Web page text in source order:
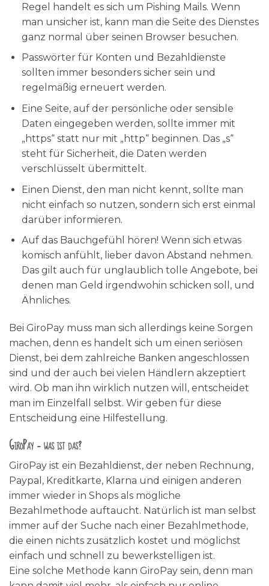
Regel handelt es sich um Pishing Mails. Wenn
man unsicher ist, kann man die Seite des Dienstes
ganz normal über seinen Browser besuchen.
Passwörter für Konten und Bezahldienste
sollten immer besonders sicher sein und
regelmäßig erneuert werden.
Eine Seite, auf der persönliche oder sensible
Daten eingegeben werden, sollte immer mit
„https“ statt nur mit „http“ beginnen. Das „s“
steht für Sicherheit, die Daten werden
verschlüsselt übermittelt.
Einen Dienst, den man nicht kennt, sollte man
nicht einfach so nutzen, sondern sich erst einmal
darüber informieren.
Auf das Bauchgefühl hören! Wenn sich etwas
komisch anfühlt, lieber davon Abstand nehmen.
Das gilt auch für unglaublich tolle Angebote, bei
denen man Geld irgendwohin schicken soll, und
Ähnliches.
Bei GiroPay muss man sich allerdings keine Sorgen
machen, denn es handelt sich um einen seriösen
Dienst, bei dem zahlreiche Banken angeschlossen
sind und der auch bei vielen Händlern akzeptiert
wird. Ob man ihn wirklich nutzen will, entscheidet
man im Einzelfall selbst. Wir geben für diese
Entscheidung eine Hilfestellung.
GiroPay – was ist das?
GiroPay ist ein Bezahldienst, der neben Rechnung,
Paypal, Kreditkarte, Klarna und einigen anderen
immer wieder in Shops als mögliche
Bezahlmethode auftaucht. Natürlich ist man selbst
immer auf der Suche nach einer Bezahlmethode,
die einen nichts zusätzlich kostet und möglichst
einfach und schnell zu bewerkstelligen ist.
Eine solche Methode kann GiroPay sein, denn man